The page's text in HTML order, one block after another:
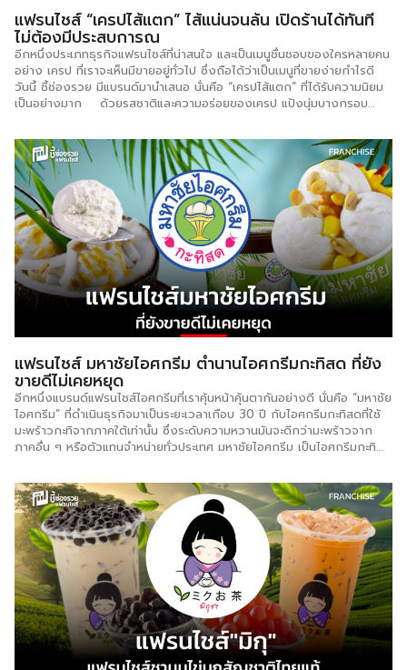
แฟรนไชส์ “เครปไส้แตก” ไส้แน่นจนล้น เปิดร้านได้ทันที
ไม่ต้องมีประสบการณ
อีกหนึ่งประเภทธุรกิจแฟรนไชส์ที่น่าสนใจ และเป็นเมนูชื่นชอบของใครหลายคน
อย่าง เครป ที่เราจะเห็นมีขายอยู่ทั่วไป ซึ่งถือได้ว่าเป็นเมนูที่ขายง่ายกำไรดี
วันนี้ ชี้ช่องรวย มีแบรนด์มานำเสนอ นั่นคือ “เครปไส้แตก” ที่ได้รับความนิยม
เป็นอย่างมาก ด้วยรสชาติและความอร่อยของเครป แป้งนุ่มบางกรอบ
ถูกใจกลุ่มลูกค้า โดยเฉพาะนักเรียน วัยรุ่น วัยทำงาน จุดเด่นที่เสิร์ฟให้กับ
เลือก 10 รสชาติ ได้แก่ แป้งชาร์โคล แป้งนมสด แป้งเผือกหอม แป้งวานิลลา
แป้งชานม แป้งช็อคโกแลต แป้งส้ม แป้งชาเขียว แป้งกาแฟ แป้งสตรอเบอรี่
และยังมีไส้ให้เลือกมากกว่า 70 ไส้ เครปไส้แตก เป็นรูปแบบขายอุปกรณ์และ
วัตถุดิบให้กับผู้ลงทุน ได้แก่ การขายแป้งสำเร็จรูปที่เป็นสูตรเฉพาะของร้าน
จัดส่งให้กับสาขา แป้งเครปสูตรเฉพาะสามารถทำได้ทั้งเครปร้อนและเครปเย็น
ในส่วนของกำไรขากราคาขายเฉลี่ยอยู่ที่ 15 บาท ต่อแผ่น สามารถคืนทุนได้
ภายใน 1 -2 เดือน สำหรับรูปแบบการลงทุนแฟรนไชส์ ราคาเริ่มต้น 29,900
[…]
แฟรนไชส์ มหาชัยไอศกรีม ตำนานไอศกรีมกะทิสด ที่ยัง
ขายดีไม่เคยหยุด
อีกหนึ่งแบรนด์แฟรนไชส์ไอศกรีมที่เราคุ้นหน้าคุ้นตากันอย่างดี นั่นคือ “มหาชัย
ไอศกรีม” ที่ดำเนินธุรกิจมาเป็นระยะเวลาเกือบ 30 ปี กับไอศกรีมกะทิสดที่ใช้
มะพร้าวกะทิจากภาคใต้เท่านั้น ซึ่งระดับความหวานมันจะดีกว่ามะพร้าวจาก
ภาคอื่น ๆ หรือตัวแทนจำหน่ายทั่วประเทศ มหาชัยไอศกรีม เป็นไอศกรีมกะทิ
การผลิตแบบไทยแท้ คัดสรรวัตถุดิบชั้นดี ทำให้ได้รับความนิยมมาอย่าง
ยาวนาน สำหรับผู้ที่สนใจลงทุนแฟรนไชส์ มหาชัยไอศกรีม ก็มีให้เลือกลงทุน
อยู่หลายรูปแบบ เช่น แบบขายประจำโดยงบลงทุนเริ่มต้นเพียง 2,500 บาท
สิ่งที่จะได้รับคือ ไอศกรีมกะทิ 1 ถัง (13 กก.) ขนมปังแพ 12 ชิ้น ถ้วยพร้อม
ช้อน 100 ชุด โคนกรอบ 40 ชิ้น ท็อปปิ้ง 5 อย่าง (อย่างละ 1 กก.) ได้แก่
ลูกชิด, เผือก, มันเชื่อม, สัปปะรด, ข้าวเหนียวมูน เพียงผู้ลงทุนมีสถานที่
พร้อมขาย […]